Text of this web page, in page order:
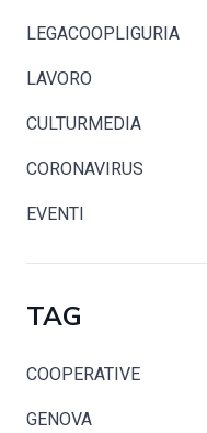
LEGACOOPLIGURIA
LAVORO
CULTURMEDIA
CORONAVIRUS
EVENTI
TAG
COOPERATIVE
GENOVA